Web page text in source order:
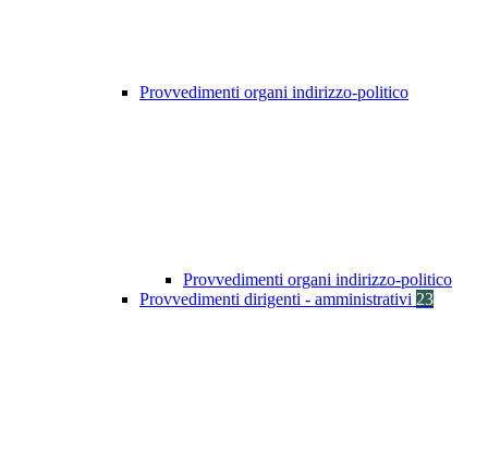
Provvedimenti organi indirizzo-politico
Provvedimenti organi indirizzo-politico
Provvedimenti dirigenti - amministrativi 23